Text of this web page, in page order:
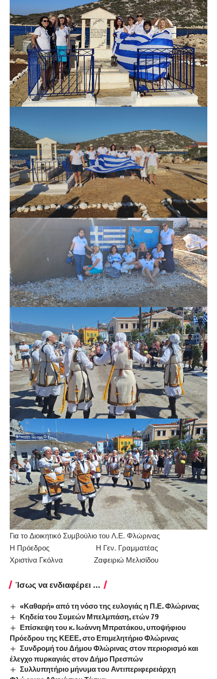
Για το Διοικητικό Συμβούλιο του Λ.Ε. Φλώρινας
Η Πρόεδρος Η Γεν. Γραμματέας
Χριστίνα Γκόλνα Ζαφειριώ Μελισίδου
Ίσως να ενδιαφέρει ...
«Καθαρή» από τη νόσο της ευλογιάς η Π.Ε. Φλώρινας
Κηδεία του Συμεών Μπελμπάση, ετών 79
Επίσκεψη του κ. Ιωάννη Μπρατάκου, υποψήφιου
Πρόεδρου της ΚΕΕΕ, στο Επιμελητήριο Φλώρινας
Συνδρομή του Δήμου Φλώρινας στον περιορισμό και
έλεγχο πυρκαγιάς στον Δήμο Πρεσπών
Συλλυπητήριο μήνυμα του Αντιπεριφερειάρχη